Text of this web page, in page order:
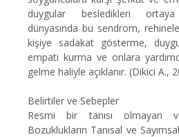
duygular besledikleri ortaya
dünyasında bu sendrom,
kişiye sadakat gösterme,
empati kurma ve onlara
gelme haliyle açıklanır. (Dikici A.,
Belirtiler ve Sebepler
Resmi bir tanısı olmayan
Bozuklukların Tanısal ve